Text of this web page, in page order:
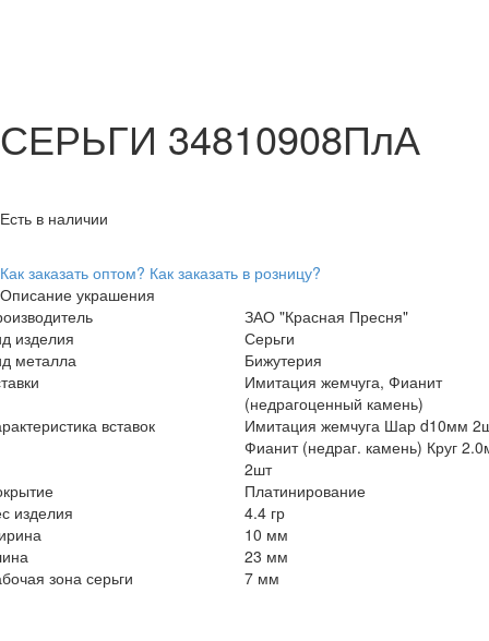
СЕРЬГИ 34810908ПлА
Есть в наличии
Как заказать оптом? Как заказать в розницу?
Описание украшения
ЗАО "Красная Пресня"
изделия
Серьги
металла
Бижутерия
Имитация жемчуга, Фианит
(недрагоценный камень)
вставок
Имитация жемчуга Шар d10мм
Фианит (недраг. камень) Круг
2шт
Платинирование
изделия
4.4 гр
10 мм
23 мм
зона серьги
7 мм